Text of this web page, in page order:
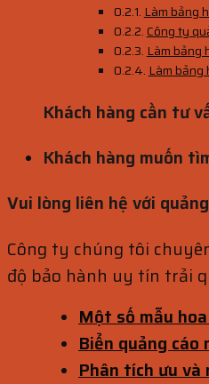
Làm bảng
Công ty
Làm bảng
Làm bảng
Khách hàng cần tư
Khách hàng muốn
Vui lòng liên hệ với
Công ty chúng tôi
độ bảo hành uy tín trải
Một số mẫu
Biển quảng cáo
Phân tích ưu và